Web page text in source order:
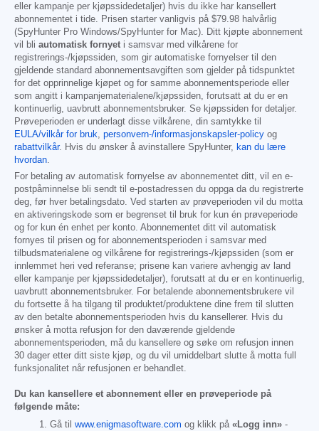
eller kampanje per kjøpssidedetaljer) hvis du ikke har kansellert
abonnementet i tide. Prisen starter vanligvis på $79.98 halvårlig
(SpyHunter Pro Windows/SpyHunter for Mac). Ditt kjøpte abonnement
vil bli automatisk fornyet i samsvar med vilkårene for
registrerings-/kjøpssiden, som gir automatiske fornyelser til den
gjeldende standard abonnementsavgiften som gjelder på tidspunktet
for det opprinnelige kjøpet og for samme abonnementsperiode eller
som angitt i kampanjematerialene/kjøpssiden, forutsatt at du er en
kontinuerlig, uavbrutt abonnementsbruker. Se kjøpssiden for detaljer.
Prøveperioden er underlagt disse vilkårene, din samtykke til
EULA/vilkår for bruk, personvern-/informasjonskapsler-policy og
rabattvilkår. Hvis du ønsker å avinstallere SpyHunter, kan du lære
hvordan.
For betaling av automatisk fornyelse av abonnementet ditt, vil en e-
postpåminnelse bli sendt til e-postadressen du oppga da du registrerte
deg, før hver betalingsdato. Ved starten av prøveperioden vil du motta
en aktiveringskode som er begrenset til bruk for kun én prøveperiode
og for kun én enhet per konto. Abonnementet ditt vil automatisk
fornyes til prisen og for abonnementsperioden i samsvar med
tilbudsmaterialene og vilkårene for registrerings-/kjøpssiden (som er
innlemmet heri ved referanse; prisene kan variere avhengig av land
eller kampanje per kjøpssidedetaljer), forutsatt at du er en kontinuerlig,
uavbrutt abonnementsbruker. For betalende abonnementsbrukere vil
du fortsette å ha tilgang til produktet/produktene dine frem til slutten
av den betalte abonnementsperioden hvis du kansellerer. Hvis du
ønsker å motta refusjon for den daværende gjeldende
abonnementsperioden, må du kansellere og søke om refusjon innen
30 dager etter ditt siste kjøp, og du vil umiddelbart slutte å motta full
funksjonalitet når refusjonen er behandlet.
Du kan kansellere et abonnement eller en prøveperiode på
følgende måte:
Gå til www.enigmasoftware.com og klikk på «Logg inn» -